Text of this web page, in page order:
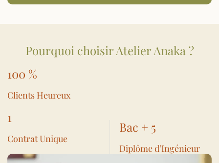
Pourquoi choisir Atelier Anaka ?
100 %
Clients Heureux
Bac + 5
Diplôme d’Ingénieur
1
Contrat Unique